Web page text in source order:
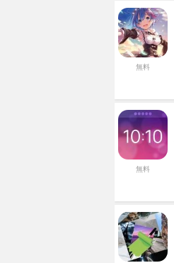
無料
無料